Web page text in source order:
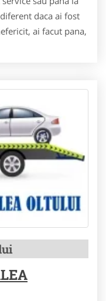
daca ai fost
ai facut pana,